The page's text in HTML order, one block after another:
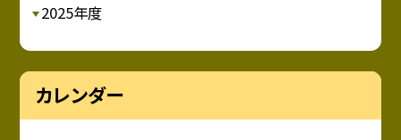
2025年度
カレンダー